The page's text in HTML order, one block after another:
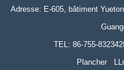
Adresse: E-605, bâtiment
TEL: 86-755-
Plancher